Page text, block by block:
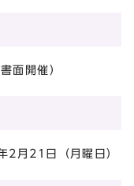
面開催）
2月21日（月曜日）